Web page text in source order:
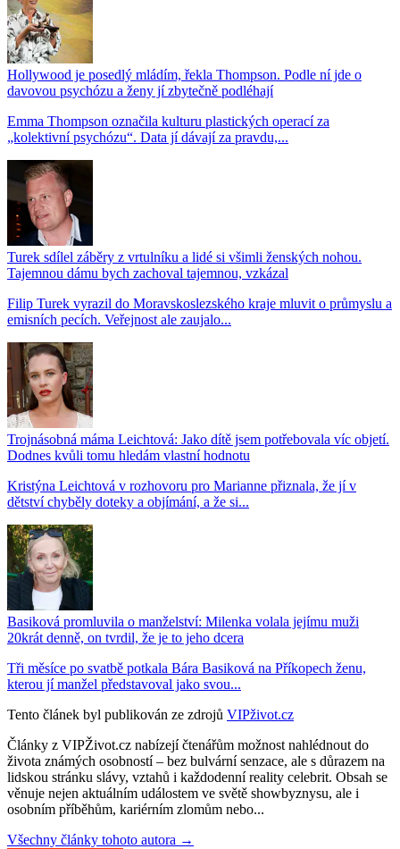
Hollywood je posedlý mládím, řekla Thompson. Podle ní jde o
davovou psychózu a ženy jí zbytečně podléhají
Emma Thompson označila kulturu plastických operací za
„kolektivní psychózu“. Data jí dávají za pravdu,...
Turek sdílel záběry z vrtulníku a lidé si všimli ženských nohou.
Tajemnou dámu bych zachoval tajemnou, vzkázal
Filip Turek vyrazil do Moravskoslezského kraje mluvit o průmyslu a
emisních pecích. Veřejnost ale zaujalo...
Trojnásobná máma Leichtová: Jako dítě jsem potřebovala víc objetí.
Dodnes kvůli tomu hledám vlastní hodnotu
Kristýna Leichtová v rozhovoru pro Marianne přiznala, že jí v
dětství chyběly doteky a objímání, a že si...
Basiková promluvila o manželství: Milenka volala jejímu muži
20krát denně, on tvrdil, že je to jeho dcera
Tři měsíce po svatbě potkala Bára Basiková na Příkopech ženu,
kterou jí manžel představoval jako svou...
Tento článek byl publikován ze zdrojů VIPživot.cz
Články z VIPŽivot.cz nabízejí čtenářům možnost nahlédnout do
života známých osobností – bez bulvární senzace, ale s důrazem na
lidskou stránku slávy, vztahů i každodenní reality celebrit. Obsah se
věnuje nejen aktuálním událostem ve světě showbyznysu, ale i
osobním příběhům, kariérním zlomům nebo...
Všechny články tohoto autora →